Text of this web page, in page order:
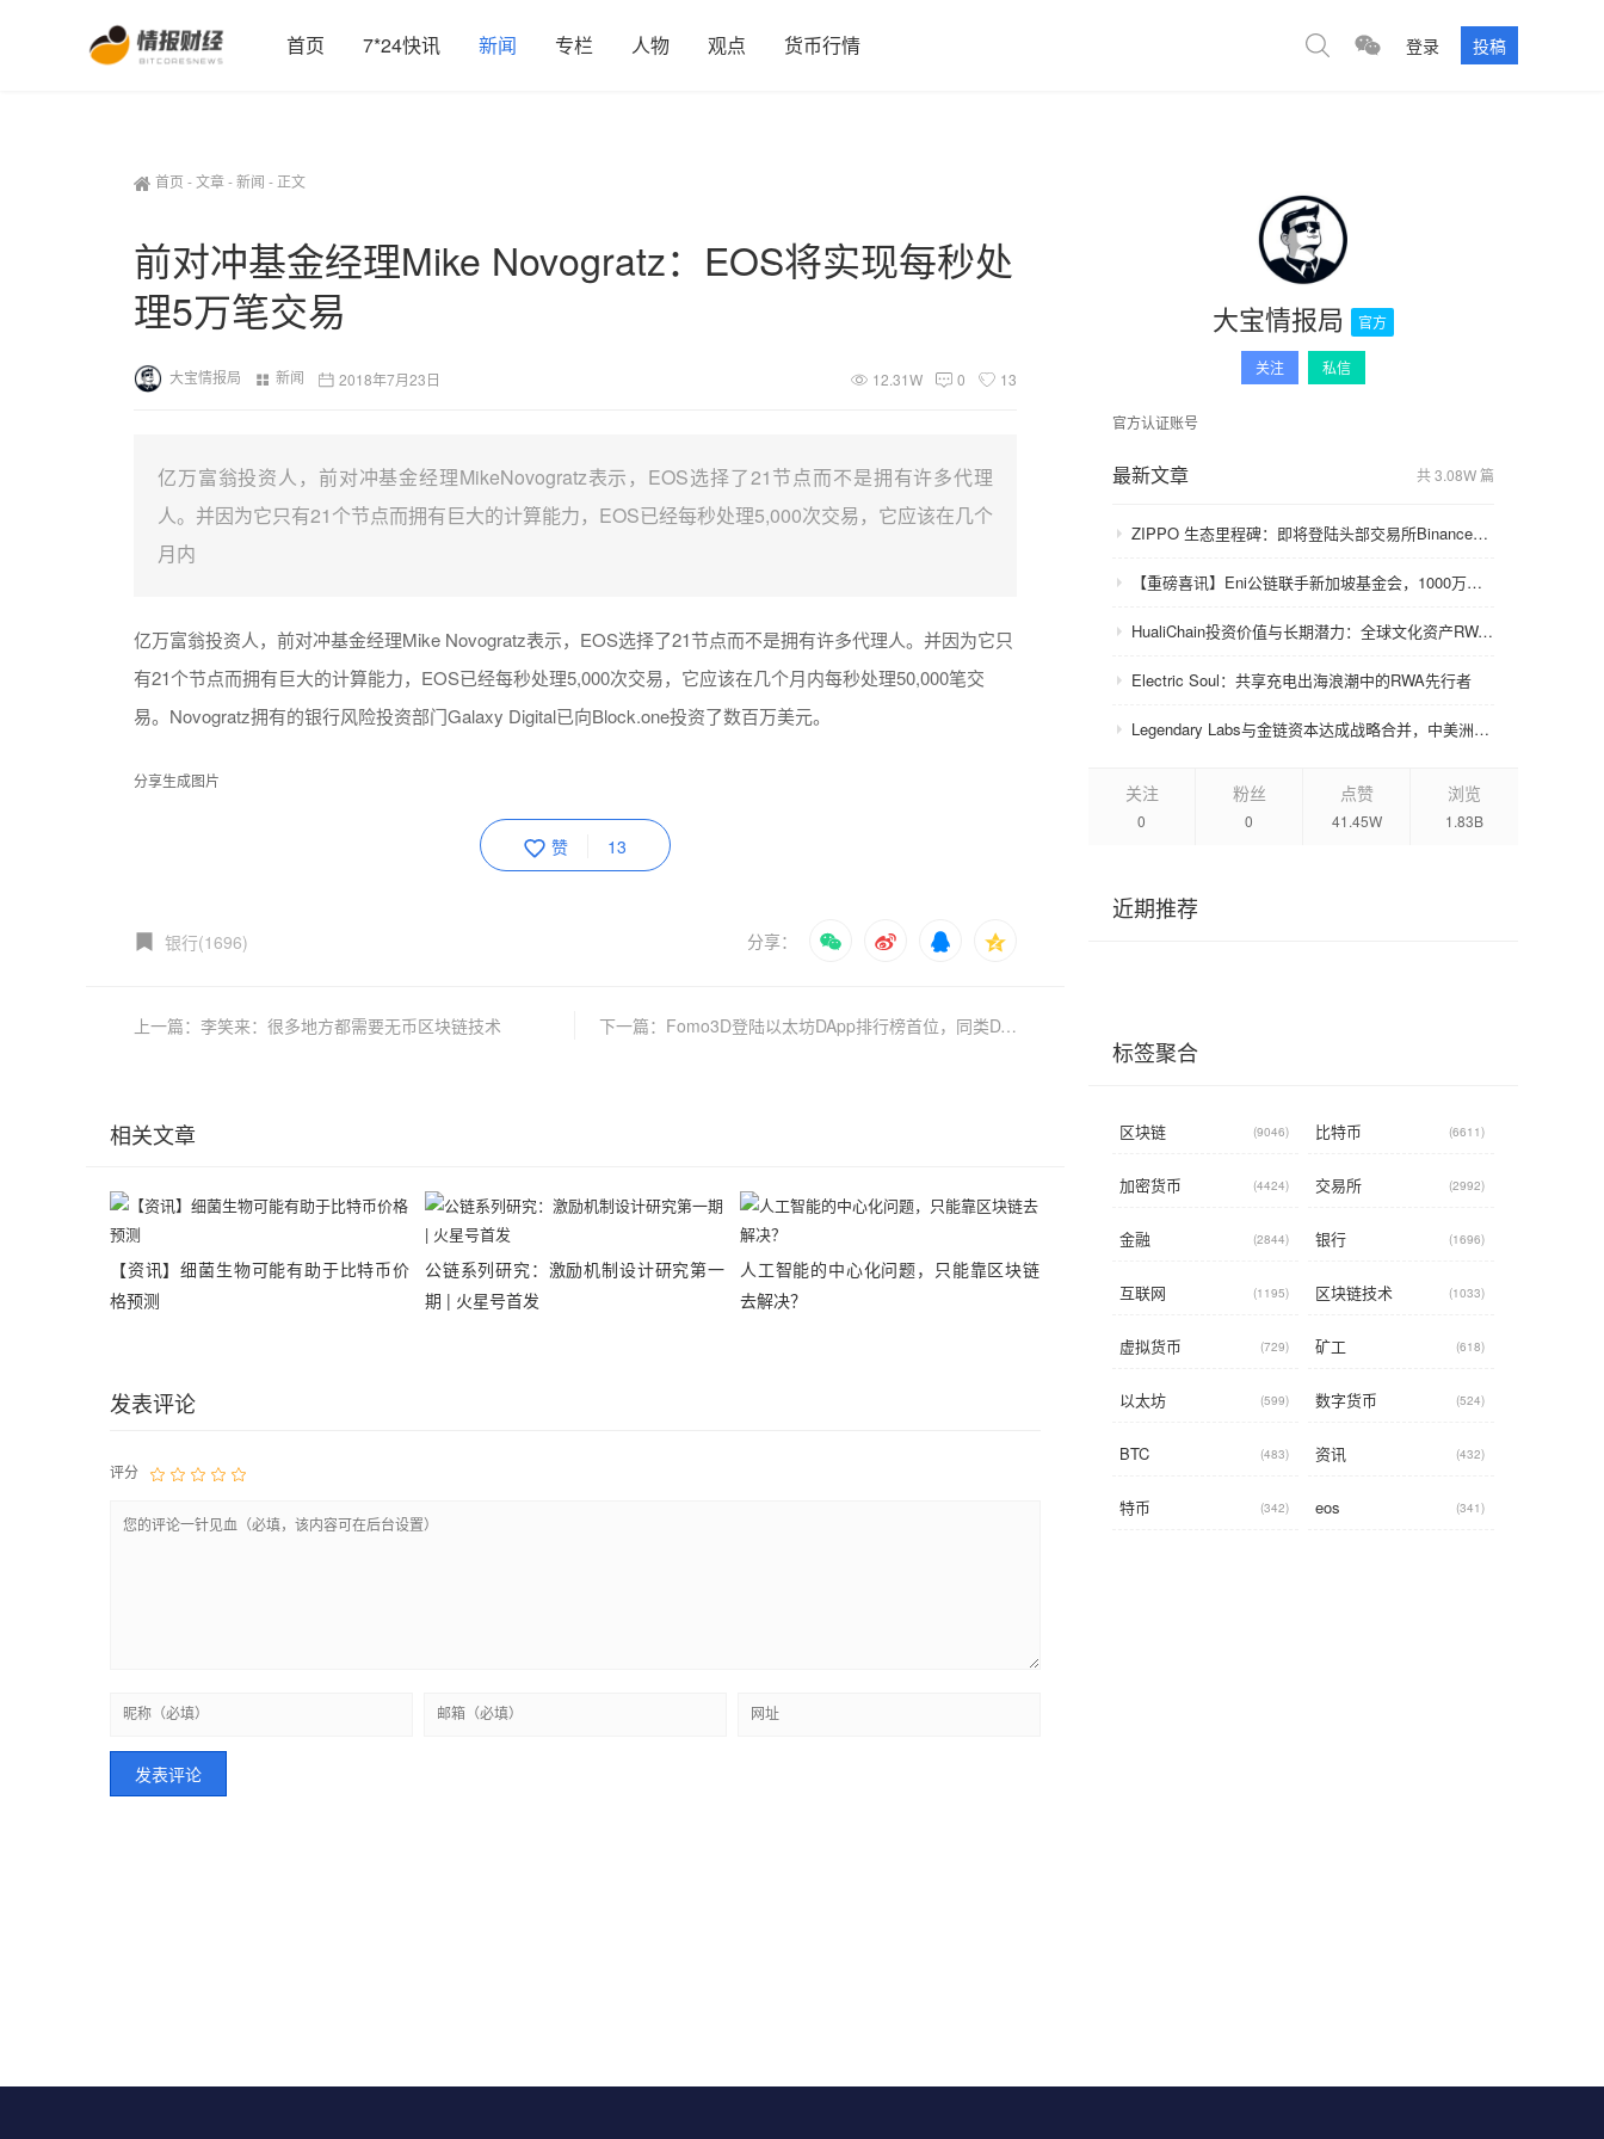
首页 7*24快讯 新闻 专栏 人物 观点 货币行情 登录 投稿
首页 -文章-新闻 - 正文
前对冲基金经理Mike Novogratz：EOS将实现每秒处
理5万笔交易
大宝情报局 新闻 2018年7月23日 12.31W 0 13
亿万富翁投资人，前对冲基金经理MikeNovogratz表示，EOS选择了21节点而不是拥有许多代理
人。并因为它只有21个节点而拥有巨大的计算能力，EOS已经每秒处理5,000次交易，它应该在几个
月内
亿万富翁投资人，前对冲基金经理Mike Novogratz表示，EOS选择了21节点而不是拥有许多代理人。并因为它只
有21个节点而拥有巨大的计算能力，EOS已经每秒处理5,000次交易，它应该在几个月内每秒处理50,000笔交
易。Novogratz拥有的银行风险投资部门Galaxy Digital已向Block.one投资了数百万美元。
分享生成图片
赞 13
银行(1696) 分享：
上一篇：李笑来：很多地方都需要无币区块链技术 下一篇：Fomo3D登陆以太坊DApp排行榜首位，同类DApp热度上升
相关文章
【资讯】细菌生物可能有助于比特币价
格预测
公链系列研究：激励机制设计研究第一
期 | 火星号首发
人工智能的中心化问题，只能靠区块链
去解决？
发表评论
评分
大宝情报局 官方
关注 私信
官方认证账号
最新文章 共 3.08W 篇
ZIPPO 生态里程碑：即将登陆头部交易所Binance，GameFi 与通缩模型开启价值飞轮
【重磅喜讯】Eni公链联手新加坡基金会，1000万美金赋能众环CRC！
HualiChain投资价值与长期潜力：全球文化资产RWA赛道的基础设施级机会正在形成
Electric Soul：共享充电出海浪潮中的RWA先行者
Legendary Labs与金链资本达成战略合并，中美洲牌照加持助力生态升级
关注
0
粉丝
0
点赞
41.45W
浏览
1.83B
近期推荐
标签聚合
区块链 (9046) 比特币 (6611)
加密货币 (4424) 交易所 (2992)
金融 (2844) 银行 (1696)
互联网 (1195) 区块链技术 (1033)
虚拟货币 (729) 矿工 (618)
以太坊 (599) 数字货币 (524)
BTC (483) 资讯 (432)
特币 (342) eos (341)